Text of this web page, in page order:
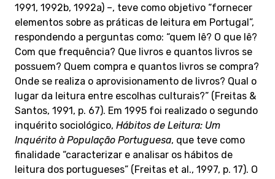
1991, 1992b, 1992a) –, teve como objetivo “fornecer
elementos sobre as práticas de leitura em Portugal”,
respondendo a perguntas como: “quem lê? O que lê?
Com que frequência? Que livros e quantos livros se
possuem? Quem compra e quantos livros se compra?
Onde se realiza o aprovisionamento de livros? Qual o
lugar da leitura entre escolhas culturais?” (Freitas &
Santos, 1991, p. 67). Em 1995 foi realizado o segundo
inquérito sociológico, Hábitos de Leitura: Um
Inquérito à População Portuguesa, que teve como
finalidade “caracterizar e analisar os hábitos de
leitura dos portugueses” (Freitas et al., 1997, p. 17). O